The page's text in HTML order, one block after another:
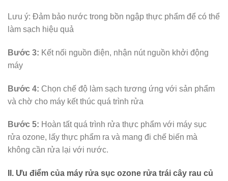
Lưu ý: Đảm bảo nước trong bồn ngập thực phẩm để có thể
làm sạch hiệu quả
Bước 3: Kết nối nguồn điện, nhận nút nguồn khởi động
máy
Bước 4: Chọn chế độ làm sạch tương ứng với sản phẩm
và chờ cho máy kết thúc quá trình rửa
Bước 5: Hoàn tất quá trình rửa thực phẩm với máy sục
rửa ozone, lấy thực phẩm ra và mang đi chế biến mà
không cần rửa lại với nước.
II. Ưu điểm của máy rửa sục ozone rửa trái cây rau củ